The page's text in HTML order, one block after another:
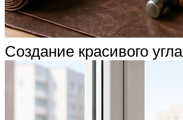
Создание красивого угла